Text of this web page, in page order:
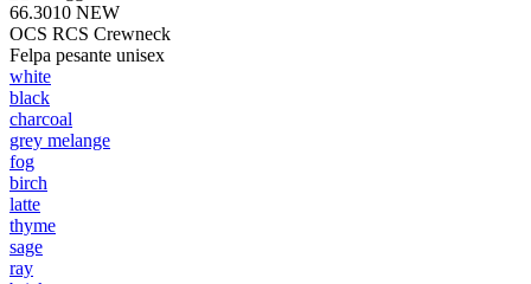
66.3010 NEW
OCS RCS Crewneck
Felpa pesante unisex
white
black
charcoal
grey melange
fog
birch
latte
thyme
sage
ray